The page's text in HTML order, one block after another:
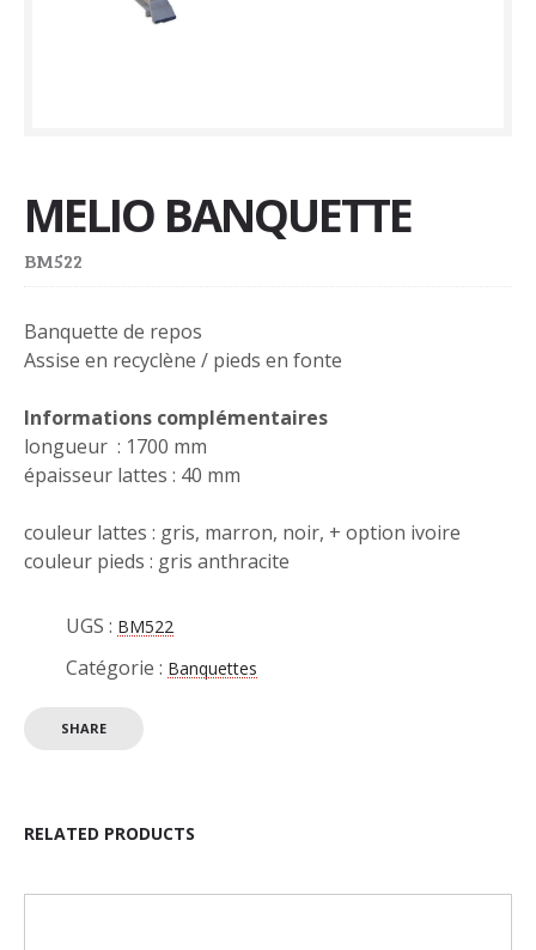
MELIO BANQUETTE
BM522
Banquette de repos
Assise en recyclène / pieds en fonte
Informations complémentaires
longueur : 1700 mm
épaisseur lattes : 40 mm
couleur lattes : gris, marron, noir, + option ivoire
couleur pieds : gris anthracite
UGS : BM522
Catégorie : Banquettes
SHARE
RELATED PRODUCTS